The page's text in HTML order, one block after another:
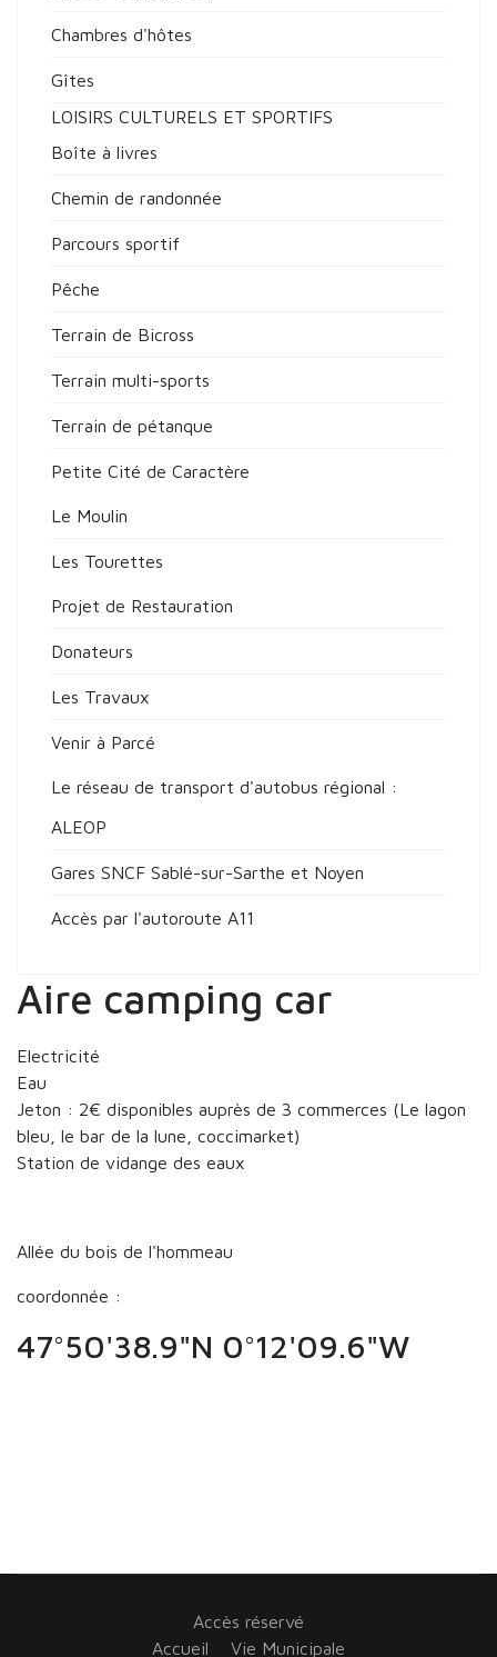
Chambres d'hôtes
Gîtes
LOISIRS CULTURELS ET SPORTIFS
Boîte à livres
Chemin de randonnée
Parcours sportif
Pêche
Terrain de Bicross
Terrain multi-sports
Terrain de pétanque
Petite Cité de Caractère
Le Moulin
Les Tourettes
Projet de Restauration
Donateurs
Les Travaux
Venir à Parcé
Le réseau de transport d'autobus régional :
ALEOP
Gares SNCF Sablé-sur-Sarthe et Noyen
Accès par l'autoroute A11
Aire camping car
Electricité
Eau
Jeton : 2€ disponibles auprès de 3 commerces (Le lagon
bleu, le bar de la lune, coccimarket)
Station de vidange des eaux
Allée du bois de l'hommeau
coordonnée :
47°50'38.9"N 0°12'09.6"W
Accès réservé
Accueil
Vie Municipale